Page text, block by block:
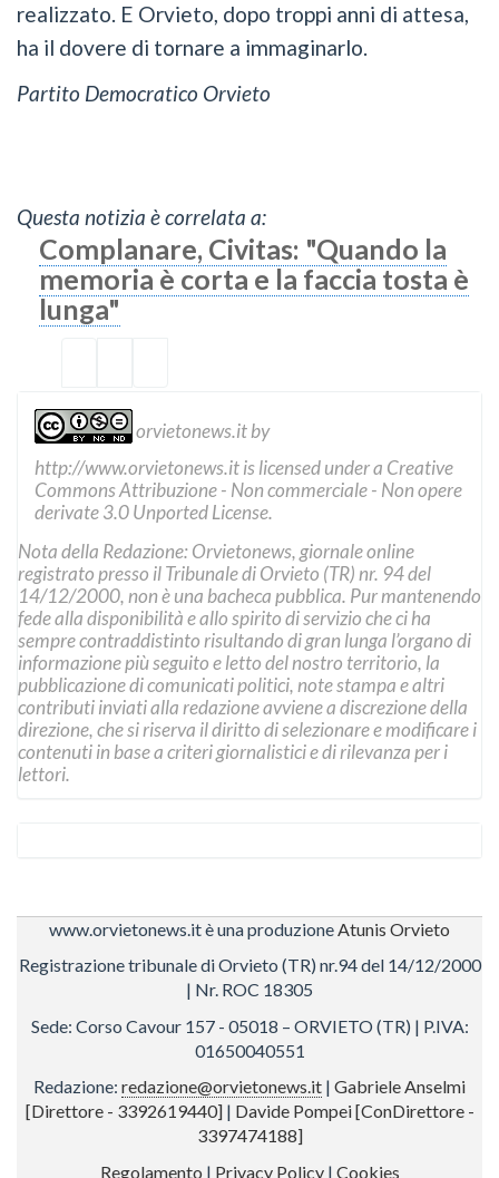
realizzato. E Orvieto, dopo troppi anni di attesa,
ha il dovere di tornare a immaginarlo.
Partito Democratico Orvieto
Questa notizia è correlata a:
Complanare, Civitas: "Quando la
memoria è corta e la faccia tosta è
lunga"
orvietonews.itby
http://www.orvietonews.itis licensed under a Creative
Commons Attribuzione - Non commerciale - Non opere
derivate 3.0 Unported License.
Nota della Redazione: Orvietonews, giornale online
registrato presso il Tribunale di Orvieto (TR) nr. 94 del
14/12/2000, non è una bacheca pubblica. Pur mantenendo
fede alla disponibilità e allo spirito di servizio che ci ha
sempre contraddistinto risultando di gran lunga l’organo di
informazione più seguito e letto del nostro territorio, la
pubblicazione di comunicati politici, note stampa e altri
contributi inviati alla redazione avviene a discrezione della
direzione, che si riserva il diritto di selezionare e modificare i
contenuti in base a criteri giornalistici e di rilevanza per i
lettori.
www.orvietonews.it è una produzione Atunis Orvieto
Registrazione tribunale di Orvieto (TR) nr.94 del 14/12/2000
| Nr. ROC 18305
Sede: Corso Cavour 157 - 05018 – ORVIETO (TR) | P.IVA:
01650040551
Redazione: redazione@orvietonews.it | Gabriele Anselmi
[Direttore - 3392619440]| Davide Pompei [ConDirettore -
3397474188]
Regolamento | Privacy Policy| Cookies